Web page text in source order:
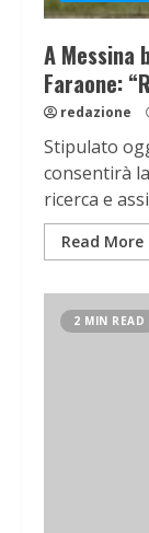
A
Faraone:
redazione
Stipulato
consentirà
ricerca e
Read More
2 MIN READ